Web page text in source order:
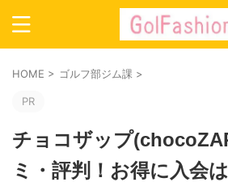
HOME > ゴルフ部ジム課 >
PR
チョコザップ
ミ・評判！お得に入会